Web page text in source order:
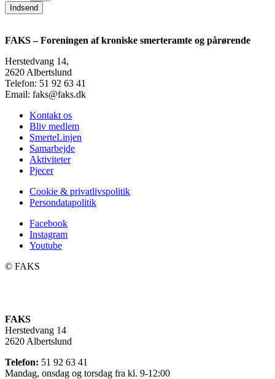
Indsend
FAKS – Foreningen af kroniske smerteramte og pårørende
Herstedvang 14,
2620 Albertslund
Telefon: 51 92 63 41
Email: faks@faks.dk
Kontakt os
Bliv medlem
SmerteLinjen
Samarbejde
Aktiviteter
Pjecer
Cookie & privatlivspolitik
Persondatapolitik
Facebook
Instagram
Youtube
©️ FAKS
FAKS
Herstedvang 14
2620 Albertslund
Telefon: 51 92 63 41
Mandag, onsdag og torsdag fra kl. 9-12:00